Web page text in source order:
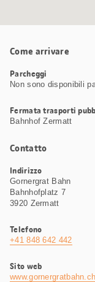
Come arrivare
Parcheggi
Non sono disponibili
Fermata trasporti
Bahnhof Zermatt
Contatto
Indirizzo
Gornergrat Bahn
Bahnhofplatz 7
3920 Zermatt
Telefono
+41 848 642 442
Sito web
www.gornergratbahn.ch